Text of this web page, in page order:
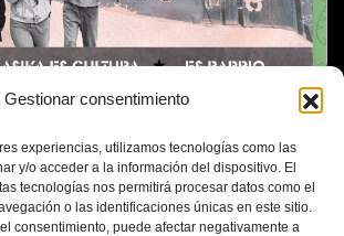
Gestionar consentimiento
experiencias, utilizamos tecnologías como las
y/o acceder a la información del dispositivo. El
tecnologías nos permitirá procesar datos como el
o las identificaciones únicas en este sitio.
consentimiento, puede afectar negativamente a